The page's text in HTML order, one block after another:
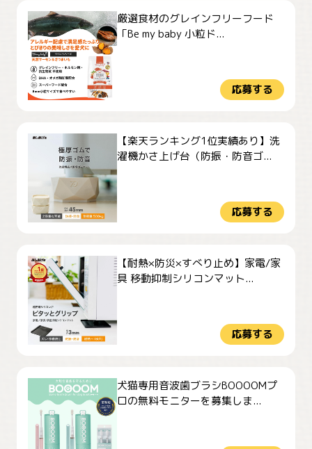
厳選食材のグレインフリーフード
「Be my baby 小粒ド...
応募する
【楽天ランキング1位実績あり】洗
濯機かさ上げ台（防振・防音ゴ...
応募する
【耐熱×防災×すべり止め】家電/家
具 移動抑制シリコンマット...
応募する
犬猫専用音波歯ブラシBOOOOMプ
ロの無料モニターを募集しま...